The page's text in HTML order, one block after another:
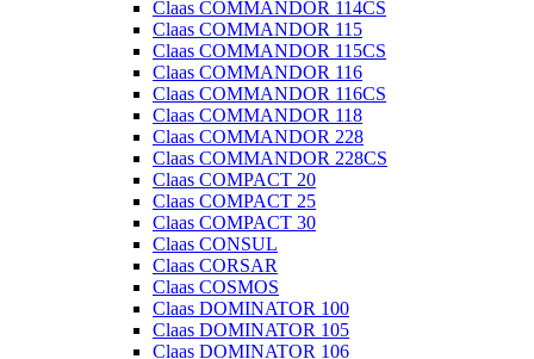
Claas COMMANDOR 114CS
Claas COMMANDOR 115
Claas COMMANDOR 115CS
Claas COMMANDOR 116
Claas COMMANDOR 116CS
Claas COMMANDOR 118
Claas COMMANDOR 228
Claas COMMANDOR 228CS
Claas COMPACT 20
Claas COMPACT 25
Claas COMPACT 30
Claas CONSUL
Claas CORSAR
Claas COSMOS
Claas DOMINATOR 100
Claas DOMINATOR 105
Claas DOMINATOR 106